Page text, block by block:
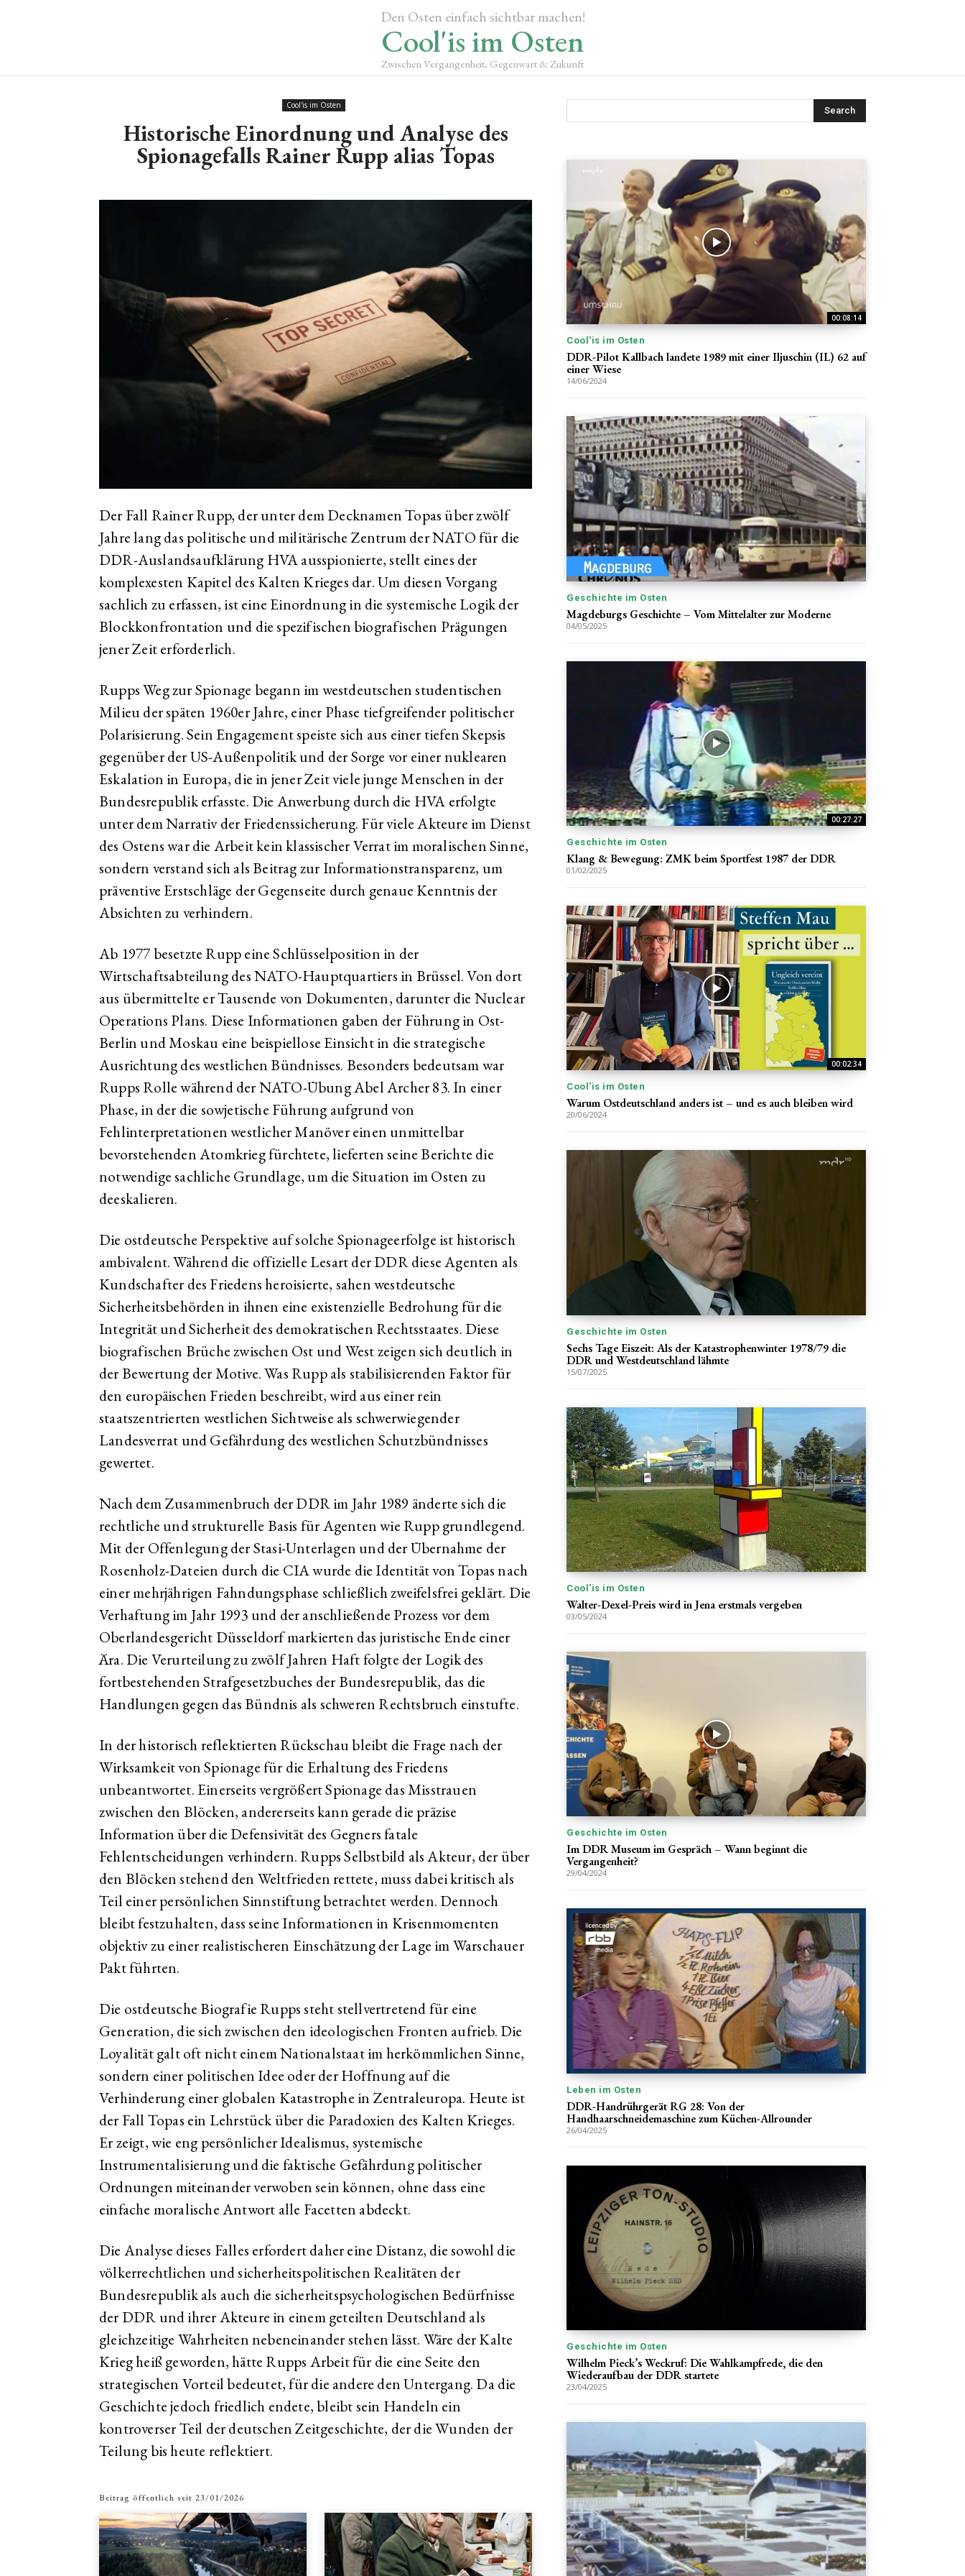
Den Osten einfach sichtbar machen!
Cool'is im Osten
Zwischen Vergangenheit, Gegenwart & Zukunft
Cool'is im Osten
Historische Einordnung und Analyse des
Spionagefalls Rainer Rupp alias Topas
Der Fall Rainer Rupp, der unter dem Decknamen Topas über zwölf
Jahre lang das politische und militärische Zentrum der NATO für die
DDR-Auslandsaufklärung HVA ausspionierte, stellt eines der
komplexesten Kapitel des Kalten Krieges dar. Um diesen Vorgang
sachlich zu erfassen, ist eine Einordnung in die systemische Logik der
Blockkonfrontation und die spezifischen biografischen Prägungen
jener Zeit erforderlich.
Rupps Weg zur Spionage begann im westdeutschen studentischen
Milieu der späten 1960er Jahre, einer Phase tiefgreifender politischer
Polarisierung. Sein Engagement speiste sich aus einer tiefen Skepsis
gegenüber der US-Außenpolitik und der Sorge vor einer nuklearen
Eskalation in Europa, die in jener Zeit viele junge Menschen in der
Bundesrepublik erfasste. Die Anwerbung durch die HVA erfolgte
unter dem Narrativ der Friedenssicherung. Für viele Akteure im Dienst
des Ostens war die Arbeit kein klassischer Verrat im moralischen Sinne,
sondern verstand sich als Beitrag zur Informationstransparenz, um
präventive Erstschläge der Gegenseite durch genaue Kenntnis der
Absichten zu verhindern.
Ab 1977 besetzte Rupp eine Schlüsselposition in der
Wirtschaftsabteilung des NATO-Hauptquartiers in Brüssel. Von dort
aus übermittelte er Tausende von Dokumenten, darunter die Nuclear
Operations Plans. Diese Informationen gaben der Führung in Ost-
Berlin und Moskau eine beispiellose Einsicht in die strategische
Ausrichtung des westlichen Bündnisses. Besonders bedeutsam war
Rupps Rolle während der NATO-Übung Abel Archer 83. In einer
Phase, in der die sowjetische Führung aufgrund von
Fehlinterpretationen westlicher Manöver einen unmittelbar
bevorstehenden Atomkrieg fürchtete, lieferten seine Berichte die
notwendige sachliche Grundlage, um die Situation im Osten zu
deeskalieren.
Die ostdeutsche Perspektive auf solche Spionageerfolge ist historisch
ambivalent. Während die offizielle Lesart der DDR diese Agenten als
Kundschafter des Friedens heroisierte, sahen westdeutsche
Sicherheitsbehörden in ihnen eine existenzielle Bedrohung für die
Integrität und Sicherheit des demokratischen Rechtsstaates. Diese
biografischen Brüche zwischen Ost und West zeigen sich deutlich in
der Bewertung der Motive. Was Rupp als stabilisierenden Faktor für
den europäischen Frieden beschreibt, wird aus einer rein
staatszentrierten westlichen Sichtweise als schwerwiegender
Landesverrat und Gefährdung des westlichen Schutzbündnisses
gewertet.
Nach dem Zusammenbruch der DDR im Jahr 1989 änderte sich die
rechtliche und strukturelle Basis für Agenten wie Rupp grundlegend.
Mit der Offenlegung der Stasi-Unterlagen und der Übernahme der
Rosenholz-Dateien durch die CIA wurde die Identität von Topas nach
einer mehrjährigen Fahndungsphase schließlich zweifelsfrei geklärt. Die
Verhaftung im Jahr 1993 und der anschließende Prozess vor dem
Oberlandesgericht Düsseldorf markierten das juristische Ende einer
Ära. Die Verurteilung zu zwölf Jahren Haft folgte der Logik des
fortbestehenden Strafgesetzbuches der Bundesrepublik, das die
Handlungen gegen das Bündnis als schweren Rechtsbruch einstufte.
In der historisch reflektierten Rückschau bleibt die Frage nach der
Wirksamkeit von Spionage für die Erhaltung des Friedens
unbeantwortet. Einerseits vergrößert Spionage das Misstrauen
zwischen den Blöcken, andererseits kann gerade die präzise
Information über die Defensivität des Gegners fatale
Fehlentscheidungen verhindern. Rupps Selbstbild als Akteur, der über
den Blöcken stehend den Weltfrieden rettete, muss dabei kritisch als
Teil einer persönlichen Sinnstiftung betrachtet werden. Dennoch
bleibt festzuhalten, dass seine Informationen in Krisenmomenten
objektiv zu einer realistischeren Einschätzung der Lage im Warschauer
Pakt führten.
Die ostdeutsche Biografie Rupps steht stellvertretend für eine
Generation, die sich zwischen den ideologischen Fronten aufrieb. Die
Loyalität galt oft nicht einem Nationalstaat im herkömmlichen Sinne,
sondern einer politischen Idee oder der Hoffnung auf die
Verhinderung einer globalen Katastrophe in Zentraleuropa. Heute ist
der Fall Topas ein Lehrstück über die Paradoxien des Kalten Krieges.
Er zeigt, wie eng persönlicher Idealismus, systemische
Instrumentalisierung und die faktische Gefährdung politischer
Ordnungen miteinander verwoben sein können, ohne dass eine
einfache moralische Antwort alle Facetten abdeckt.
Die Analyse dieses Falles erfordert daher eine Distanz, die sowohl die
völkerrechtlichen und sicherheitspolitischen Realitäten der
Bundesrepublik als auch die sicherheitspsychologischen Bedürfnisse
der DDR und ihrer Akteure in einem geteilten Deutschland als
gleichzeitige Wahrheiten nebeneinander stehen lässt. Wäre der Kalte
Krieg heiß geworden, hätte Rupps Arbeit für die eine Seite den
strategischen Vorteil bedeutet, für die andere den Untergang. Da die
Geschichte jedoch friedlich endete, bleibt sein Handeln ein
kontroverser Teil der deutschen Zeitgeschichte, der die Wunden der
Teilung bis heute reflektiert.
Beitrag öffentlich seit 23/01/2026
Search
00:08:14
Cool'is im Osten
DDR-Pilot Kallbach landete 1989 mit einer Iljuschin (IL) 62 auf
einer Wiese
14/06/2024
Geschichte im Osten
Magdeburgs Geschichte – Vom Mittelalter zur Moderne
04/05/2025
00:27:27
Geschichte im Osten
Klang & Bewegung: ZMK beim Sportfest 1987 der DDR
01/02/2025
00:02:34
Cool'is im Osten
Warum Ostdeutschland anders ist – und es auch bleiben wird
20/06/2024
Geschichte im Osten
Sechs Tage Eiszeit: Als der Katastrophenwinter 1978/79 die
DDR und Westdeutschland lähmte
15/07/2025
Cool'is im Osten
Walter-Dexel-Preis wird in Jena erstmals vergeben
03/05/2024
Geschichte im Osten
Im DDR Museum im Gespräch – Wann beginnt die
Vergangenheit?
29/04/2024
Leben im Osten
DDR-Handrührgerät RG 28: Von der
Handhaarschneidemaschine zum Küchen-Allrounder
26/04/2025
Geschichte im Osten
Wilhelm Pieck’s Weckruf: Die Wahlkampfrede, die den
Wiederaufbau der DDR startete
23/04/2025